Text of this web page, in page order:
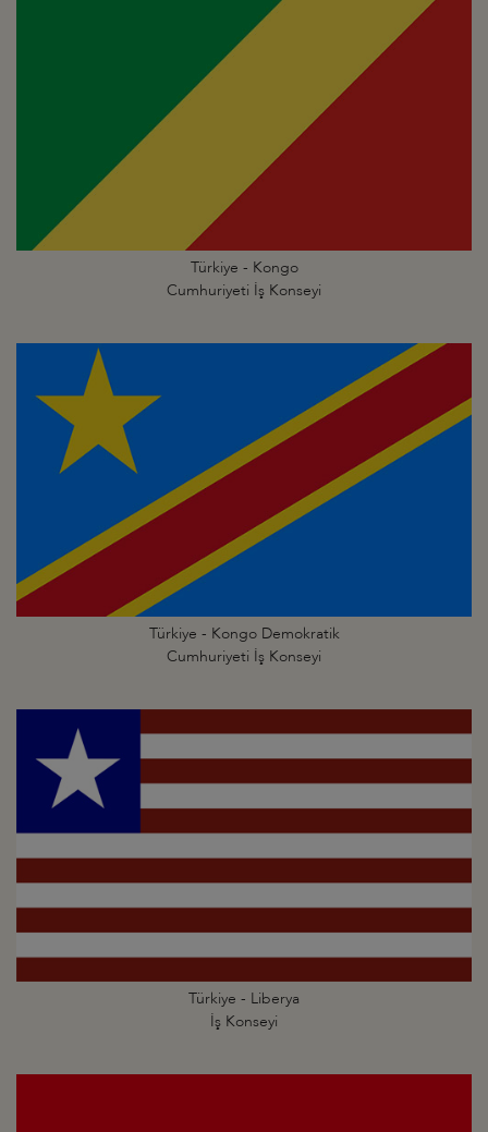
Türkiye - Kongo
Cumhuriyeti İş Konseyi
Türkiye - Kongo Demokratik
Cumhuriyeti İş Konseyi
Türkiye - Liberya
İş Konseyi